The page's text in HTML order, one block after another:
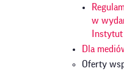
w
Dla
Oferty